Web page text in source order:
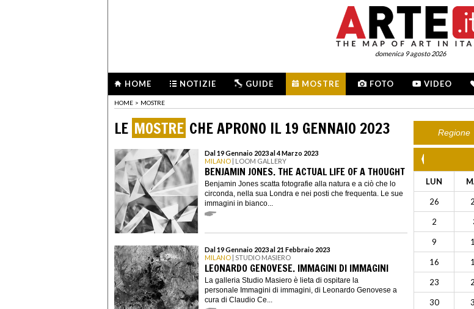
domenica 9 agosto 2026
HOME NOTIZIE GUIDE MOSTRE FOTO VIDEO
HOME > MOSTRE
LE MOSTRE CHE APRONO IL 19 GENNAIO 2023
Dal 19 Gennaio 2023 al 4 Marzo 2023
MILANO | LOOM GALLERY
BENJAMIN JONES. THE ACTUAL LIFE OF A THOUGHT
Benjamin Jones scatta fotografie alla natura e a ciò che lo
circonda, nella sua Londra e nei posti che frequenta. Le sue
immagini in bianco...
Dal 19 Gennaio 2023 al 21 Febbraio 2023
MILANO | STUDIO MASIERO
LEONARDO GENOVESE. IMMAGINI DI IMMAGINI
La galleria Studio Masiero è lieta di ospitare la
personale Immagini di immagini, di Leonardo Genovese a
cura di Claudio Ce...
Regione
LUN
26
2
9
16
23
30